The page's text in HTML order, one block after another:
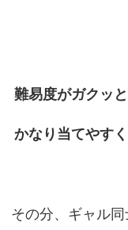
難易度がガクッと
かなり当てやす
その分、ギャル